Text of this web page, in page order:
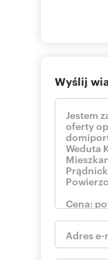
Wyślij